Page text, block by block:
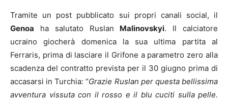
Tramite un post pubblicato sui propri canali social, il
Genoa ha salutato Ruslan Malinovskyi. Il calciatore
ucraino giocherà domenica la sua ultima partita al
Ferraris, prima di lasciare il Grifone a parametro zero alla
scadenza del contratto prevista per il 30 giugno prima di
accasarsi in Turchia: “Grazie Ruslan per questa bellissima
avventura vissuta con il rosso e il blu cuciti sulla pelle.